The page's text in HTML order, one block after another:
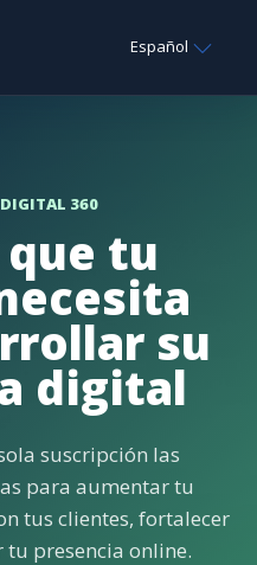
Español
360
tu
su
digital
suscripción las
para aumentar tu
tus clientes, fortalecer
presencia online.